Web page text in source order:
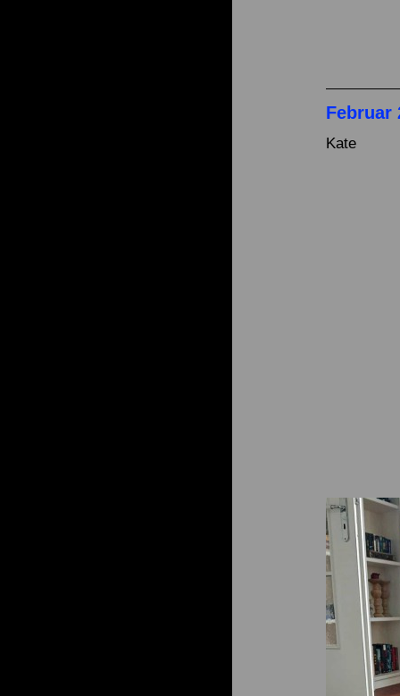
Februar
Kate